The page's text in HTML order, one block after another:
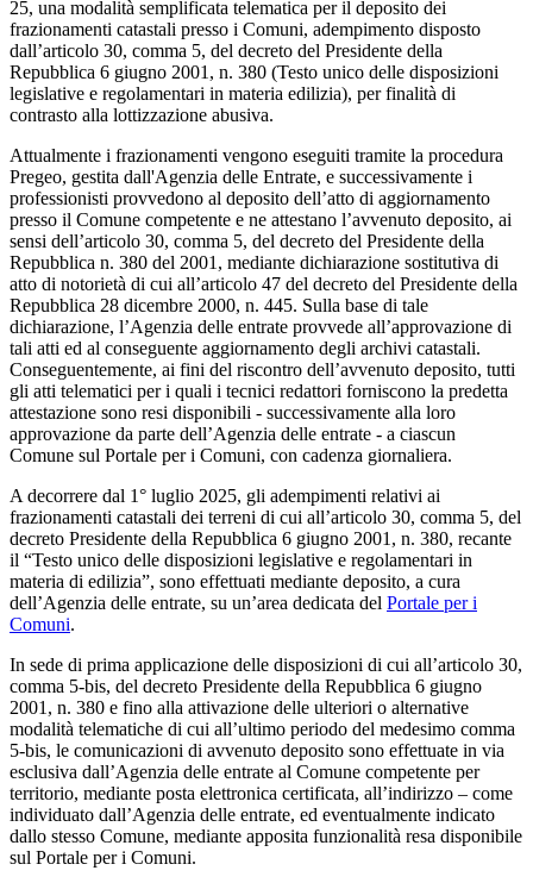
25, una modalità semplificata telematica per il deposito dei
frazionamenti catastali presso i Comuni, adempimento disposto
dall’articolo 30, comma 5, del decreto del Presidente della
Repubblica 6 giugno 2001, n. 380 (Testo unico delle disposizioni
legislative e regolamentari in materia edilizia), per finalità di
contrasto alla lottizzazione abusiva.
Attualmente i frazionamenti vengono eseguiti tramite la procedura
Pregeo, gestita dall'Agenzia delle Entrate, e successivamente i
professionisti provvedono al deposito dell’atto di aggiornamento
presso il Comune competente e ne attestano l’avvenuto deposito, ai
sensi dell’articolo 30, comma 5, del decreto del Presidente della
Repubblica n. 380 del 2001, mediante dichiarazione sostitutiva di
atto di notorietà di cui all’articolo 47 del decreto del Presidente della
Repubblica 28 dicembre 2000, n. 445. Sulla base di tale
dichiarazione, l’Agenzia delle entrate provvede all’approvazione di
tali atti ed al conseguente aggiornamento degli archivi catastali.
Conseguentemente, ai fini del riscontro dell’avvenuto deposito, tutti
gli atti telematici per i quali i tecnici redattori forniscono la predetta
attestazione sono resi disponibili - successivamente alla loro
approvazione da parte dell’Agenzia delle entrate - a ciascun
Comune sul Portale per i Comuni, con cadenza giornaliera.
A decorrere dal 1° luglio 2025, gli adempimenti relativi ai
frazionamenti catastali dei terreni di cui all’articolo 30, comma 5, del
decreto Presidente della Repubblica 6 giugno 2001, n. 380, recante
il “Testo unico delle disposizioni legislative e regolamentari in
materia di edilizia”, sono effettuati mediante deposito, a cura
dell’Agenzia delle entrate, su un’area dedicata del Portale per i
Comuni.
In sede di prima applicazione delle disposizioni di cui all’articolo 30,
comma 5-bis, del decreto Presidente della Repubblica 6 giugno
2001, n. 380 e fino alla attivazione delle ulteriori o alternative
modalità telematiche di cui all’ultimo periodo del medesimo comma
5-bis, le comunicazioni di avvenuto deposito sono effettuate in via
esclusiva dall’Agenzia delle entrate al Comune competente per
territorio, mediante posta elettronica certificata, all’indirizzo – come
individuato dall’Agenzia delle entrate, ed eventualmente indicato
dallo stesso Comune, mediante apposita funzionalità resa disponibile
sul Portale per i Comuni.